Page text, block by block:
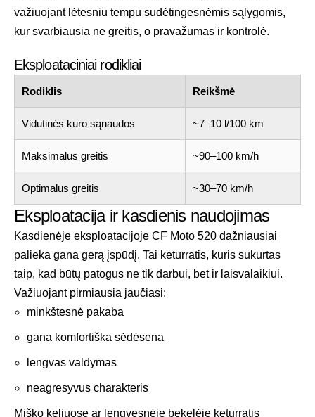
važiuojant lėtesniu tempu sudėtingesnėmis sąlygomis,
kur svarbiausia ne greitis, o pravažumas ir kontrolė.
Eksploataciniai rodikliai
Rodiklis Reikšmė
Vidutinės kuro sąnaudos ~7–10 l/100 km
Maksimalus greitis ~90–100 km/h
Optimalus greitis ~30–70 km/h
Eksploatacija ir kasdienis naudojimas
Kasdienėje eksploatacijoje CF Moto 520 dažniausiai
palieka gana gerą įspūdį. Tai keturratis, kuris sukurtas
taip, kad būtų patogus ne tik darbui, bet ir laisvalaikiui.
Važiuojant pirmiausia jaučiasi:
minkštesnė pakaba
gana komfortiška sėdėsena
lengvas valdymas
neagresyvus charakteris
Miško keliuose ar lengvesnėje bekelėje keturratis